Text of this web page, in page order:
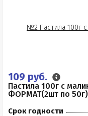
109 руб.
Пастила 100г с
ФОРМАТ(2шт по 50г)
Срок годности